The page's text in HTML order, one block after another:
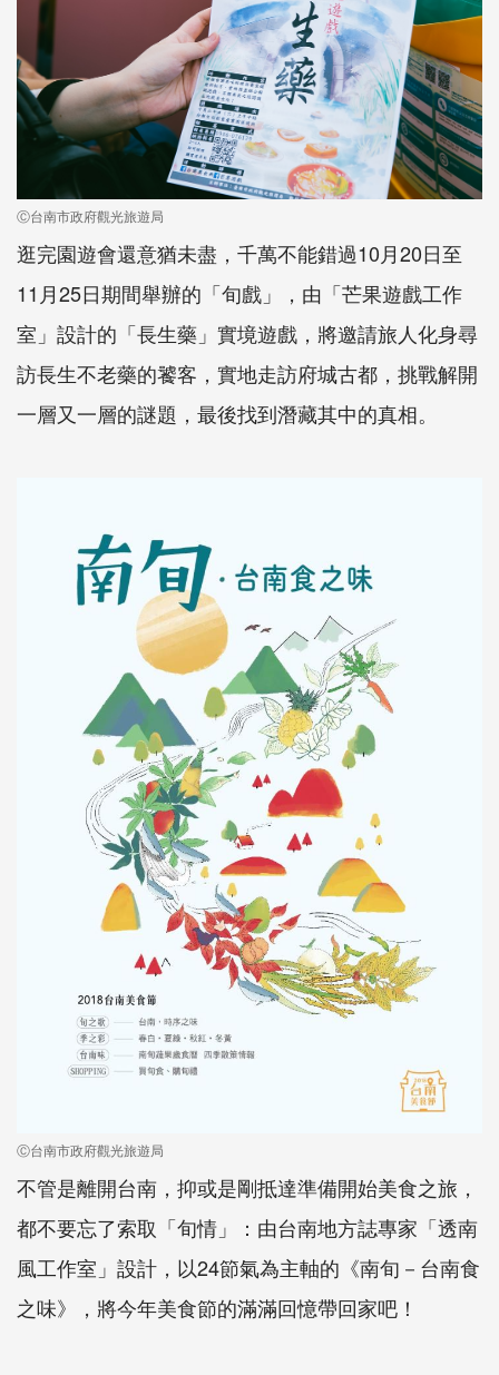
Ⓒ台南市政府觀光旅遊局
逛完園遊會還意猶未盡，千萬不能錯過10月20日至
11月25日期間舉辦的「旬戲」，由「芒果遊戲工作
室」設計的「長生藥」實境遊戲，將邀請旅人化身尋
訪長生不老藥的饕客，實地走訪府城古都，挑戰解開
一層又一層的謎題，最後找到潛藏其中的真相。
Ⓒ台南市政府觀光旅遊局
不管是離開台南，抑或是剛抵達準備開始美食之旅，
都不要忘了索取「旬情」：由台南地方誌專家「透南
風工作室」設計，以24節氣為主軸的《南旬－台南食
之味》，將今年美食節的滿滿回憶帶回家吧！